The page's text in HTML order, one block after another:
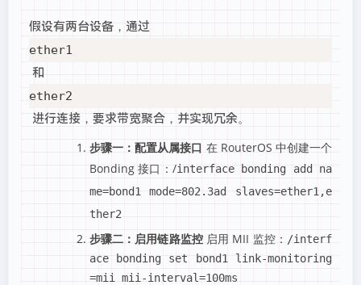
假设有两台设备，通过
ether1
和
ether2
进行连接，要求带宽聚合，并实现冗余。
步骤一：配置从属接口 在 RouterOS 中创建一个
Bonding 接口：/interface bonding add na
me=bond1 mode=802.3ad slaves=ether1,e
ther2
步骤二：启用链路监控启用 MII 监控： /interf
ace bonding set bond1 link-monitoring
=mii mii-interval=100ms